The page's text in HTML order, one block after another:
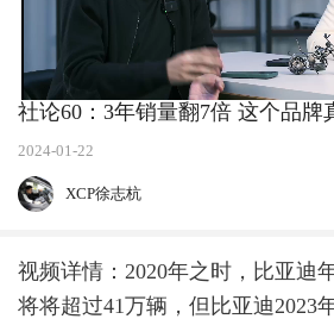
社论60：3年销量翻7倍 这个品牌
2024-01-22
XCP徐志杭
视频详情：2020年之时，比亚迪
将将超过41万辆，但比亚迪2023